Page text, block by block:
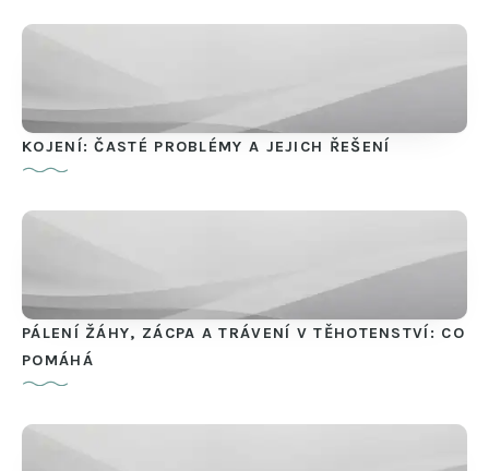
KOJENÍ: ČASTÉ PROBLÉMY A JEJICH ŘEŠENÍ
PÁLENÍ ŽÁHY, ZÁCPA A TRÁVENÍ V TĚHOTENSTVÍ: CO
POMÁHÁ